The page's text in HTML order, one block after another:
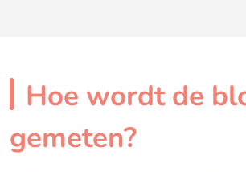
Hoe wordt de
gemeten?